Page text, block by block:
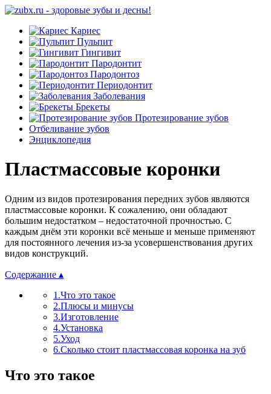
Кариес
Пульпит
Гингивит
Пародонтит
Пародонтоз
Периодонтит
Заболевания
Брекеты
Протезирование зубов
Отбеливание зубов
Энциклопедия
Пластмассовые коронки
Одним из видов протезирования передних зубов являются
пластмассовые коронки. К сожалению, они обладают
большим недостатком – недостаточной прочностью. С
каждым днём эти коронки всё меньше и меньше применяют
для постоянного лечения из-за усовершенствования других
видов конструкций.
Содержание ▴
1.Что это такое
2.Плюсы и минусы
3.Изготовление
4.Установка
5.Уход
6.Сколько стоит пластмассовая коронка на зуб
Что это такое